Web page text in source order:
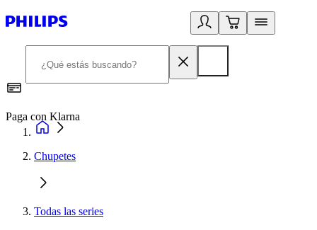
Paga con Klarna
Chupetes
Todas las series